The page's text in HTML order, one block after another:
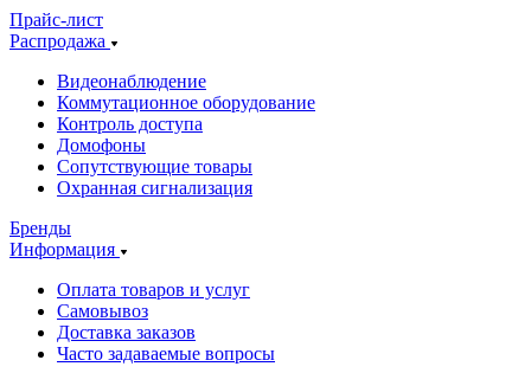
Прайс-лист
Распродажа
Видеонаблюдение
Коммутационное оборудование
Контроль доступа
Домофоны
Сопутствующие товары
Охранная сигнализация
Бренды
Информация
Оплата товаров и услуг
Самовывоз
Доставка заказов
Часто задаваемые вопросы